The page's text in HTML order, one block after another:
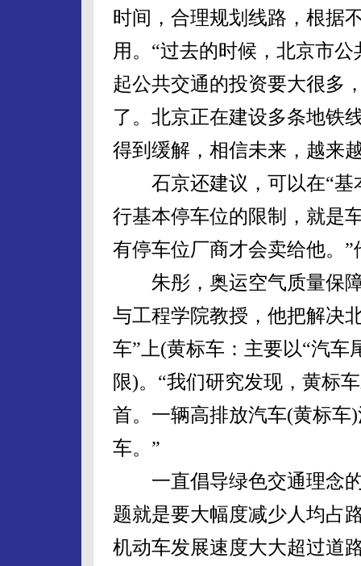
时间，合理规划线路，根据
用。“过去的时候，北京市
起公共交通的投资要大很多
了。北京正在建设多条地铁
得到缓解，相信未来，越来
石京还建议，可以在“基
行基本停车位的限制，就是
有停车位厂商才会卖给他。”
朱彤，奥运空气质量保障
与工程学院教授，他把解决
车”上(黄标车：主要以“汽车
限)。“我们研究发现，黄标
首。一辆高排放汽车(黄标车
车。”
一直倡导绿色交通理念的
题就是要大幅度减少人均占
机动车发展速度大大超过道